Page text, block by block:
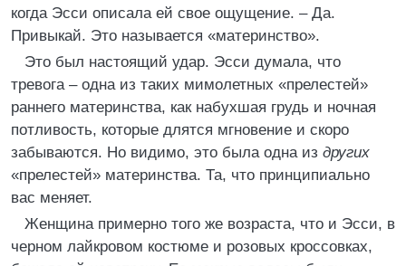
когда Эсси описала ей свое ощущение. – Да.
Привыкай. Это называется «материнство».
Это был настоящий удар. Эсси думала, что
тревога – одна из таких мимолетных «прелестей»
раннего материнства, как набухшая грудь и ночная
потливость, которые длятся мгновение и скоро
забываются. Но видимо, это была одна из других
«прелестей» материнства. Та, что принципиально
вас меняет.
Женщина примерно того же возраста, что и Эсси, в
черном лайкровом костюме и розовых кроссовках,